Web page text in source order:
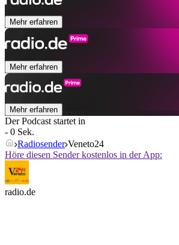
Mehr erfahren
Mehr erfahren
Mehr erfahren
Der Podcast startet in
- 0 Sek.
Radiosender Veneto24
Höre diesen Sender kostenlos in der App:
radio.de